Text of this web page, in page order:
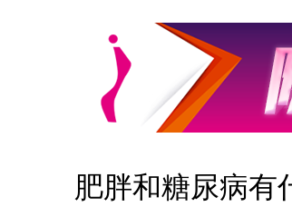
肥胖和糖尿病有